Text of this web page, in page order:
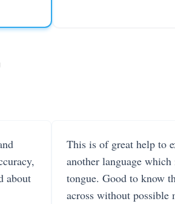
about
This is of great help to
another language
tongue. Good to know
across without possible